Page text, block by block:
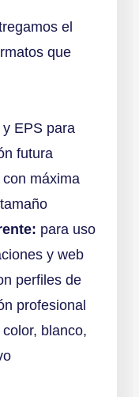
el
que
y EPS para
futura
máxima
para uso
y web
perfiles de
profesional
color, blanco,